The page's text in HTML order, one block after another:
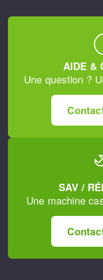
AIDE &
Une question ?
SAV /
Une machine